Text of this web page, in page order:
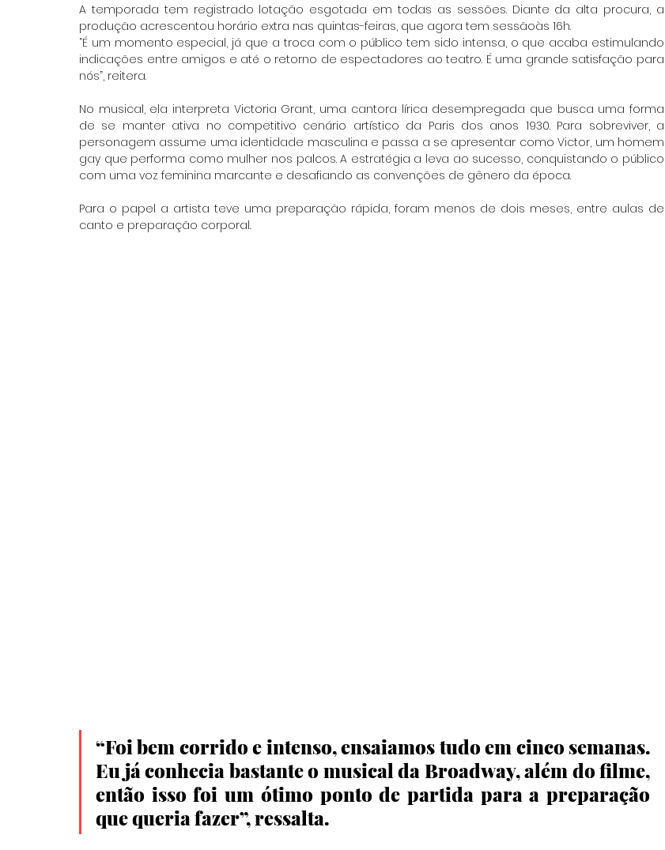
A temporada tem registrado lotação esgotada em todas as sessões. Diante da alta procura, a
produção acrescentou horário extra nas quintas-feiras, que agora tem sessãoàs 16h.
“É um momento especial, já que a troca com o público tem sido intensa, o que acaba estimulando
indicações entre amigos e até o retorno de espectadores ao teatro. É uma grande satisfação para
nós”, reitera.
No musical, ela interpreta Victoria Grant, uma cantora lírica desempregada que busca uma forma
de se manter ativa no competitivo cenário artístico da Paris dos anos 1930. Para sobreviver, a
personagem assume uma identidade masculina e passa a se apresentar como Victor, um homem
gay que performa como mulher nos palcos. A estratégia a leva ao sucesso, conquistando o público
com uma voz feminina marcante e desafiando as convenções de gênero da época.
Para o papel a artista teve uma preparação rápida, foram menos de dois meses, entre aulas de
canto e preparação corporal.
“Foi bem corrido e intenso, ensaiamos tudo em cinco semanas.
Eu já conhecia bastante o musical da Broadway, além do filme,
então isso foi um ótimo ponto de partida para a preparação
que queria fazer”, ressalta.